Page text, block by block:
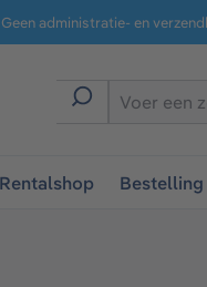
Geen administratie- en
Rentalshop